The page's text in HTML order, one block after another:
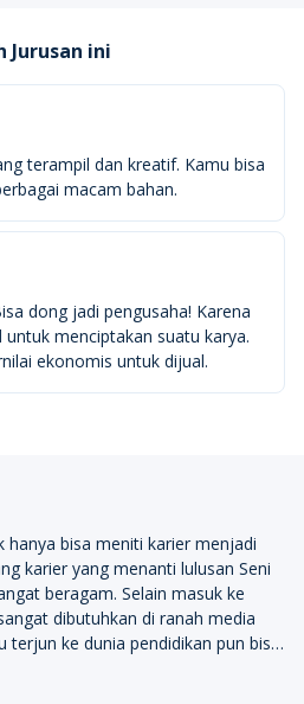
Jurusan ini
terampil dan kreatif. Kamu bisa
macam bahan.
dong jadi pengusaha! Karena
menciptakan suatu karya.
ekonomis untuk dijual.
hanya bisa meniti karier menjadi
karier yang menanti lulusan Seni
beragam. Selain masuk ke
dibutuhkan di ranah media
terjun ke dunia pendidikan pun bisa
dan keterampilan yang
perkuliahan bisa jadi modal